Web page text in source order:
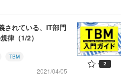
されている、IT部門
律（1/2）
TBM
2021/04/05
2